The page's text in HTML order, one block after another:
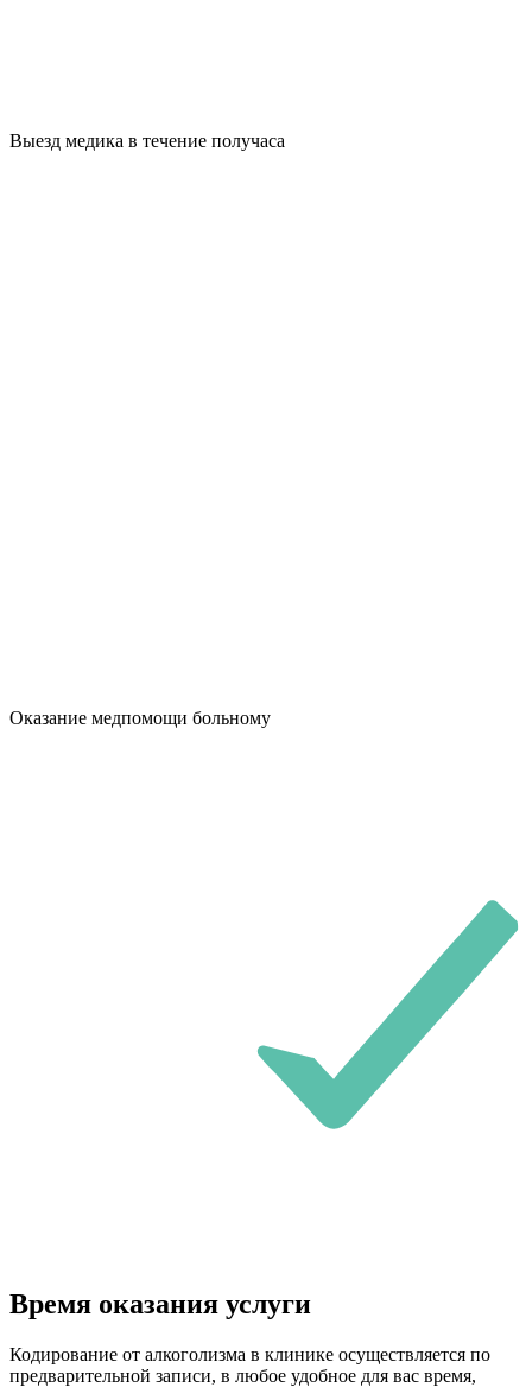
Выезд медика в течение получаса
Оказание медпомощи больному
Время оказания услуги
Кодирование от алкоголизма в клинике осуществляется по
предварительной записи, в любое удобное для вас время,